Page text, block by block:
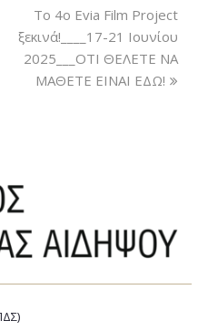
Το 4ο Evia Film Project
ξεκινά!____17-21 Ιουνίου
2025___ΟΤΙ ΘΕΛΕΤΕ ΝΑ
ΜΑΘΕΤΕ ΕΙΝΑΙ ΕΔΩ!